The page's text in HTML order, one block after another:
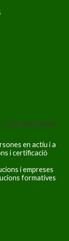
Granollers
en actiu i a
i certificació
i empreses
formatives